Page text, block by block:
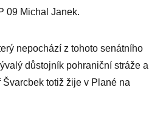
09 Michal Janek.
nepochází z tohoto senátního
důstojník pohraniční stráže a
totiž žije v Plané na